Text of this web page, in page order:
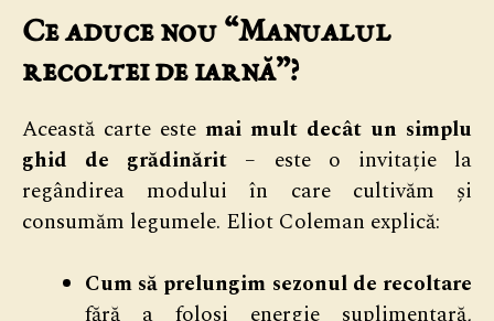
Ce aduce nou “Manualul
recoltei de iarnă”?
Această carte este mai mult decât un simplu
ghid de grădinărit – este o invitație la
regândirea modului în care cultivăm și
consumăm legumele. Eliot Coleman explică:
Cum să prelungim sezonul de recoltare